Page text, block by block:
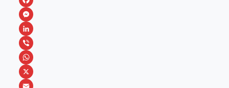
F
a
c
e
b
o
M
e
s
s
e
L
i
n
k
V
i
b
W
h
X